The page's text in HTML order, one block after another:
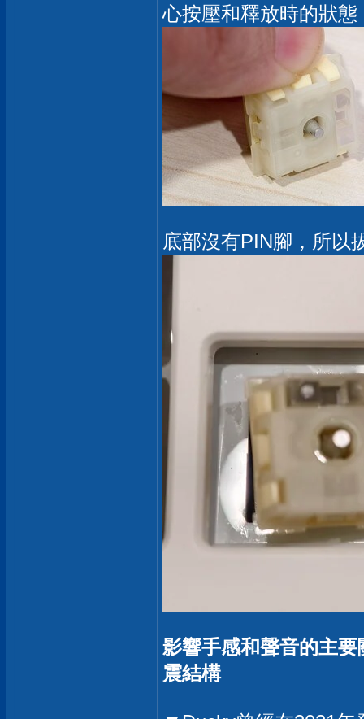
心按壓和釋放時的狀態
底部沒有PIN腳，所以
影響手感和聲音的主
震結構